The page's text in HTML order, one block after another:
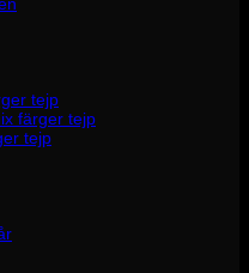
tejp
färger tejp
tejp